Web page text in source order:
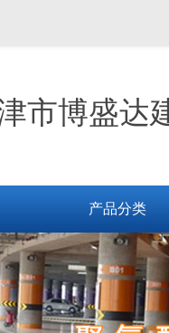
市博盛达
产品分类